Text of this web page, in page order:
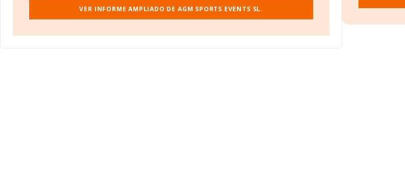
En relación con el sector y disponiendo de los datos de hasta 4.563 empresas, la facturación en
el ámbito nacional alcanza los 311 millones de euros y se calcula un promedio de facturación
(hablamos de Madrid), en la base de datos de INFORMA aparecen 1044 empresas, cuyas
VER INFORME AMPLIADO DE AGM SPORTS EVENTS SL.